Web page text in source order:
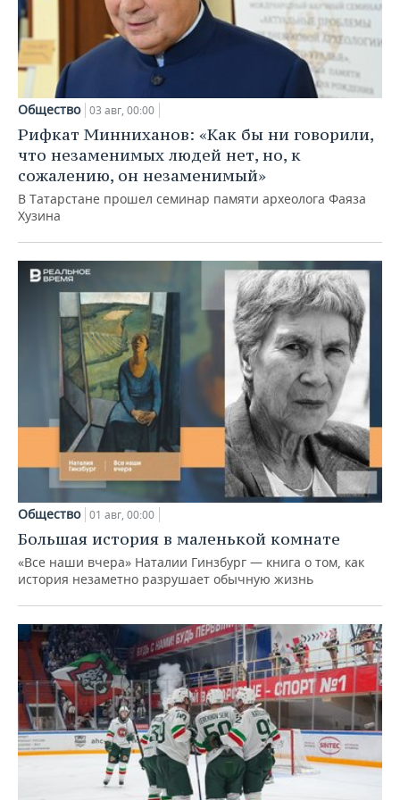
Общество 03 авг, 00:00
Рифкат Минниханов: «Как бы ни говорили,
что незаменимых людей нет, но, к
сожалению, он незаменимый»
В Татарстане прошел семинар памяти археолога Фаяза
Хузина
Общество 01 авг, 00:00
Большая история в маленькой комнате
«Все наши вчера» Наталии Гинзбург — книга о том, как
история незаметно разрушает обычную жизнь